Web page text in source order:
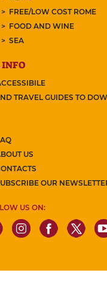
FREE/LOW COST ROME
FOOD AND WINE
SEA
INFO
TRAVEL GUIDES TO
US
OUR
US ON: